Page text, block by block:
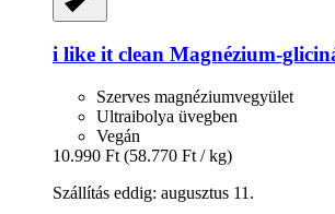
i like it clean Magnézium-​
Szerves magnéziumvegyület
Ultraibolya üvegben
Vegán
10.990 Ft (58.770 Ft / kg)
Szállítás eddig: augusztus 11.